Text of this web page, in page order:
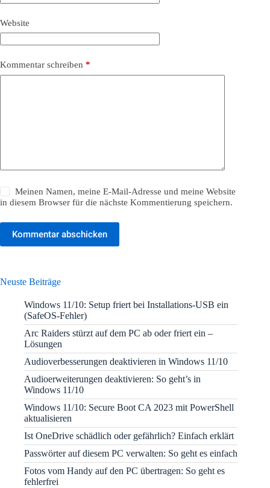
Website
Kommentar schreiben *
Meinen Namen, meine E-Mail-Adresse und meine Website
in diesem Browser für die nächste Kommentierung speichern.
Kommentar abschicken
Neuste Beiträge
Windows 11/10: Setup friert bei Installations-USB ein
(SafeOS-Fehler)
Arc Raiders stürzt auf dem PC ab oder friert ein –
Lösungen
Audioverbesserungen deaktivieren in Windows 11/10
Audioerweiterungen deaktivieren: So geht’s in
Windows 11/10
Windows 11/10: Secure Boot CA 2023 mit PowerShell
aktualisieren
Ist OneDrive schädlich oder gefährlich? Einfach erklärt
Passwörter auf diesem PC verwalten: So geht es einfach
Fotos vom Handy auf den PC übertragen: So geht es
fehlerfrei